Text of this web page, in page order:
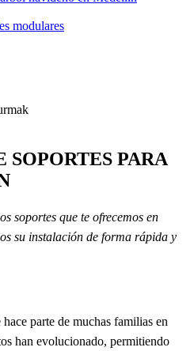
modulares
PARA
soportes que te ofrecemos en
su instalación de forma rápida y
parte de muchas familias en
han evolucionado, permitiendo